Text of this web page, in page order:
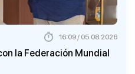
la Federación Mundial
16:09 / 05.08.2026